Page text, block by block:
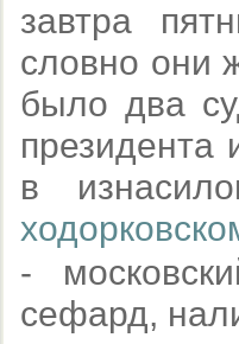
завтра
словно они
было два
президента
в
-
сефард,